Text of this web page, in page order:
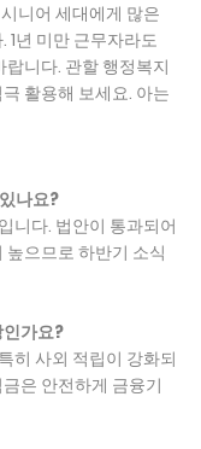
니어 세대에게 많은
1년 미만 근무자라도
니다. 관할 행정복지
활용해 보세요. 아는
나요?
니다. 법안이 통과되어
으므로 하반기 소식
가요?
히 사외 적립이 강화되
은 안전하게 금융기